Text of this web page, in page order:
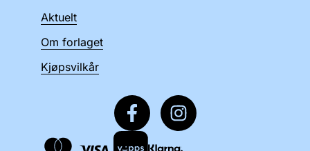
Aktuelt
Om forlaget
Kjøpsvilkår